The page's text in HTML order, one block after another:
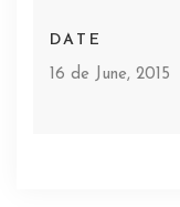
DATE
16 de June, 2015